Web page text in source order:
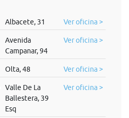
Albacete, 31 Ver oficina >
Avenida
Campanar, 94
Ver oficina >
Olta, 48 Ver oficina >
Valle De La
Ballestera, 39
Esq
Ver oficina >